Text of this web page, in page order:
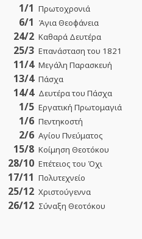
1/1 Πρωτοχρονιά
6/1 Άγια Θεοφάνεια
24/2 Καθαρά Δευτέρα
25/3 Επανάσταση του 1821
11/4 Μεγάλη Παρασκευή
13/4 Πάσχα
14/4 Δευτέρα του Πάσχα
1/5 Εργατική Πρωτομαγιά
1/6 Πεντηκοστή
2/6 Αγίου Πνεύματος
15/8 Κοίμηση Θεοτόκου
28/10 Επέτειος του Όχι
17/11 Πολυτεχνείο
25/12 Χριστούγεννα
26/12 Σύναξη Θεοτόκου